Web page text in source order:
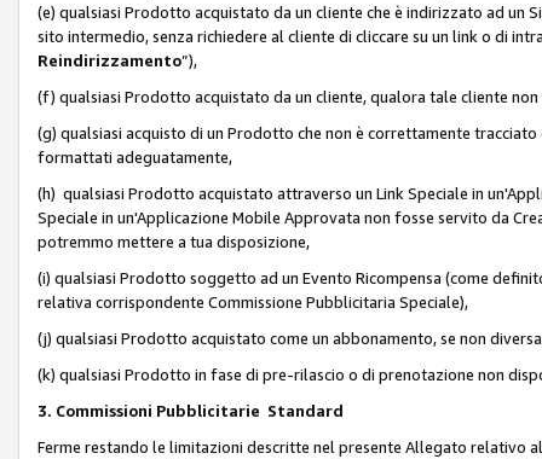
(e) qualsiasi Prodotto acquistato da un cliente che è indirizzato ad un
sito intermedio, senza richiedere al cliente di cliccare su un link o di
Reindirizzamento”),
(f) qualsiasi Prodotto acquistato da un cliente, qualora tale cliente
(g) qualsiasi acquisto di un Prodotto che non è correttamente
formattati adeguatamente,
(h) qualsiasi Prodotto acquistato attraverso un Link Speciale in
Speciale in un'Applicazione Mobile Approvata non fosse servito da
potremmo mettere a tua disposizione,
(i) qualsiasi Prodotto soggetto ad un Evento Ricompensa (come
relativa corrispondente Commissione Pubblicitaria Speciale),
(j) qualsiasi Prodotto acquistato come un abbonamento, se non
(k) qualsiasi Prodotto in fase di pre-rilascio o di prenotazione non
3. Commissioni Pubblicitarie Standard
Ferme restando le limitazioni descritte nel presente Allegato relativo